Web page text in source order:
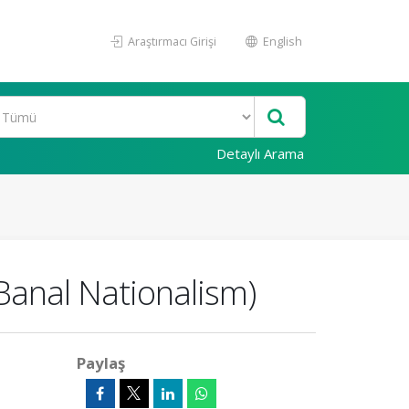
Araştırmacı Girişi English
Detaylı Arama
Nationalism)
Paylaş